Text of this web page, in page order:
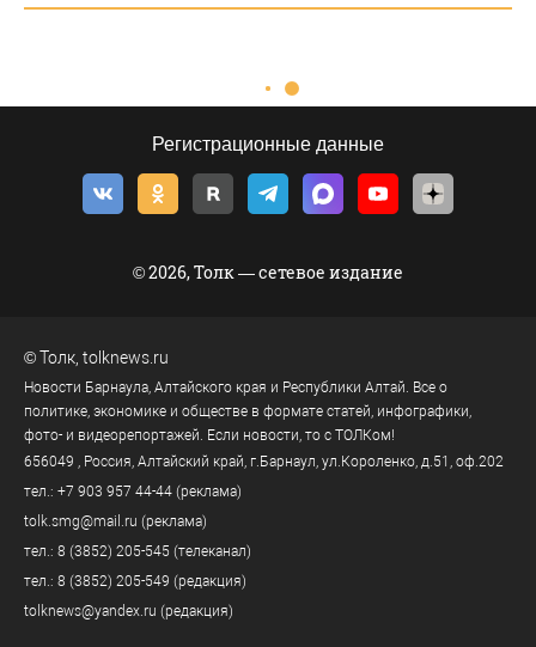
Регистрационные данные
© 2026, Толк — сетевое издание
©Толк tolknews.ru
Новости Барнаула, Алтайского края и Республики Алтай. Все о
политике, экономике и обществе в формате статей, инфографики,
фото- и видеорепортажей. Если новости, то с ТОЛКом!
656049 , Россия, Алтайский край, г.Барнаул, ул.Короленко, д.51, оф.202
тел.: +7 903 957 44-44 (реклама)
tolk.smg@mail.ru (реклама)
тел.: 8 (3852) 205-545 (телеканал)
тел.: 8 (3852) 205-549 (редакция)
tolknews@yandex.ru (редакция)